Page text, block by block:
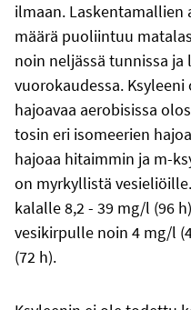
ilmaan. Laskentamallien
määrä puoliintuu
noin neljässä tunnissa ja
vuorokaudessa.
hajoavaa aerobisissa
tosin eri isomeerien
hajoaa hitaimmin ja m-
on myrkyllistä
kalalle 8,2 - 39 mg/l (96
vesikirpulle noin 4 mg/l
(72 h).